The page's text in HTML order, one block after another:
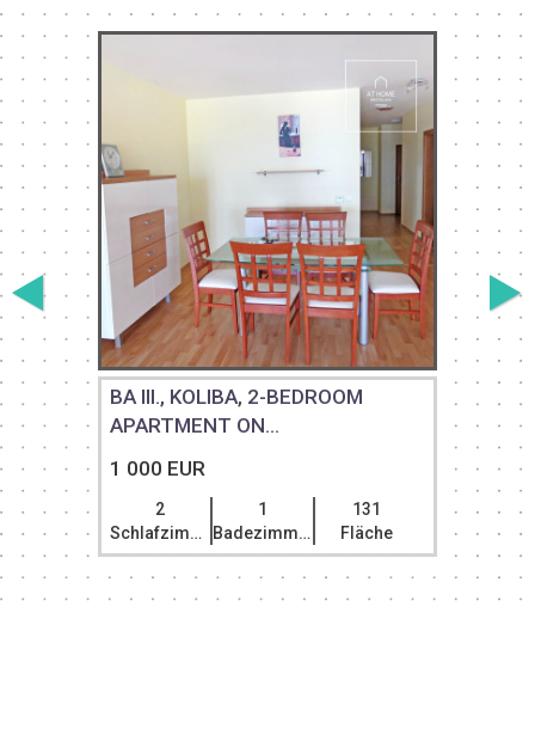
BA III., KOLIBA, 2-BEDROOM
APARTMENT ON...
1 000 EUR
2
Schlafzimmer
1
Badezimmer
131
Fläche